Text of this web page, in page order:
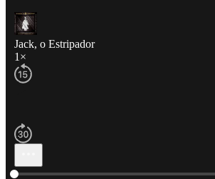
Jack, o Estripador
1×
Hora atual: 0:00 / Tempo total: -32:10